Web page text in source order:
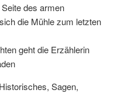
des armen
die Mühle zum letzten
geht die Erzählerin
Sagen,